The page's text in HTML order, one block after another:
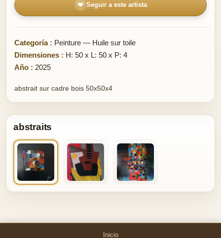
❤ Seguir a este artista
Categoría : Peinture — Huile sur toile
Dimensiones : H: 50 x L: 50 x P: 4
Año : 2025
abstrait sur cadre bois 50x50x4
abstraits
Inicio